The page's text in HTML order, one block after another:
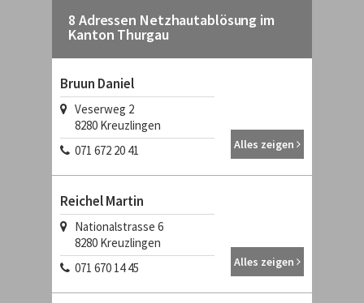
8 Adressen Netzhautablösung im
Kanton Thurgau
Bruun Daniel
Veserweg 2
8280 Kreuzlingen
071 672 20 41
Alles zeigen
Reichel Martin
Nationalstrasse 6
8280 Kreuzlingen
071 670 14 45
Alles zeigen